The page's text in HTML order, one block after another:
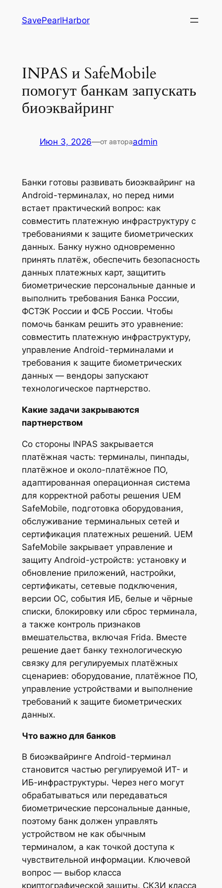
SavePearlHarbor
INPAS и SafeMobile
помогут банкам запускать
биоэквайринг
Июн 3, 2026—от автораadmin
Банки готовы развивать биоэквайринг на
Android-терминалах, но перед ними
встает практический вопрос: как
совместить платежную инфраструктуру с
требованиями к защите биометрических
данных. Банку нужно одновременно
принять платёж, обеспечить безопасность
данных платежных карт, защитить
биометрические персональные данные и
выполнить требования Банка России,
ФСТЭК России и ФСБ России. Чтобы
помочь банкам решить это уравнение:
совместить платежную инфраструктуру,
управление Android-терминалами и
требования к защите биометрических
данных — вендоры запускают
технологическое партнерство.
Какие задачи закрываются
партнерством
Со стороны INPAS закрывается
платёжная часть: терминалы, пинпады,
платёжное и около-платёжное ПО,
адаптированная операционная система
для корректной работы решения UEM
SafeMobile, подготовка оборудования,
обслуживание терминальных сетей и
сертификация платежных решений. UEM
SafeMobile закрывает управление и
защиту Android-устройств: установку и
обновление приложений, настройки,
сертификаты, сетевые подключения,
версии ОС, события ИБ, белые и чёрные
списки, блокировку или сброс терминала,
а также контроль признаков
вмешательства, включая Frida. Вместе
решение дает банку технологическую
связку для регулируемых платёжных
сценариев: оборудование, платёжное ПО,
управление устройствами и выполнение
требований к защите биометрических
данных.
Что важно для банков
В биоэквайринге Android-терминал
становится частью регулируемой ИТ- и
ИБ-инфраструктуры. Через него могут
обрабатываться или передаваться
биометрические персональные данные,
поэтому банк должен управлять
устройством не как обычным
терминалом, а как точкой доступа к
чувствительной информации. Ключевой
вопрос — выбор класса
криптографической защиты. СКЗИ класса